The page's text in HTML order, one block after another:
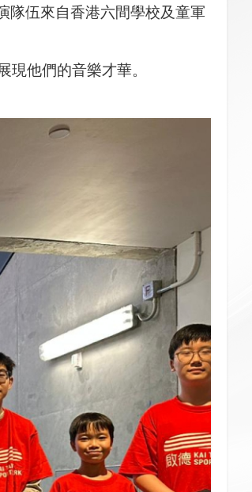
隊伍來自香港六間學校及童軍
他們的音樂才華。